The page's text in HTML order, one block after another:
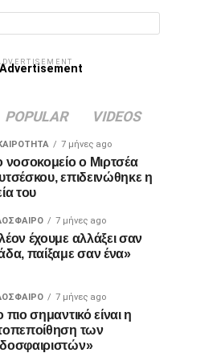
POPULAR VIDEOS
7 μήνες ago
νοσοκομείο ο Μιρτσέα
επιδεινώθηκε η
του
7 μήνες ago
έχουμε αλλάξει σαν
παίξαμε σαν ένα»
7 μήνες ago
πιο σημαντικό είναι η
των